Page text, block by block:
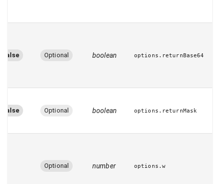
options.returnBase64
boolean
Optional
false
options.returnMask
boolean
Optional
false
options.w
number
Optional